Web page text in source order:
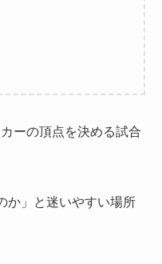
ーの頂点を決める試合
か」と迷いやすい場所